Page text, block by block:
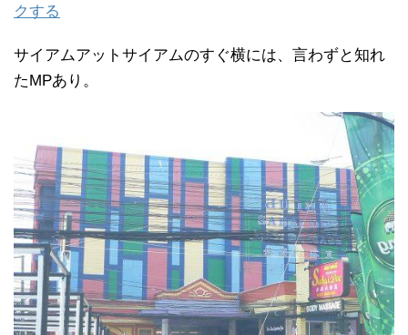
クする
サイアムアットサイアムのすぐ横には、言わずと知れ
たMPあり。